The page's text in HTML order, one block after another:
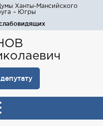
Ханты-Мансийского
– Югры